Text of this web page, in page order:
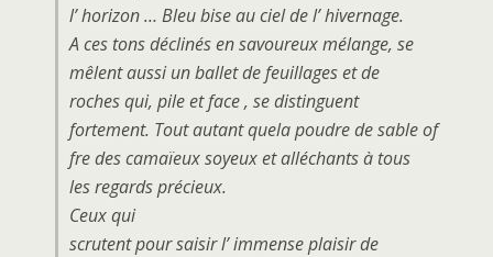
l’ horizon … Bleu bise au ciel de l’ hivernage.
A ces tons déclinés en savoureux mélange, se
mêlent aussi un ballet de feuillages et de
roches qui, pile et face , se distinguent
fortement. Tout autant quela poudre de sable of
fre des camaïeux soyeux et alléchants à tous
les regards précieux.
Ceux qui
scrutent pour saisir l’ immense plaisir de